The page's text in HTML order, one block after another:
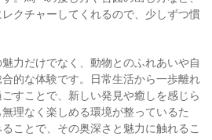
クチャーしてくれるので、少しずつ慣
力だけでなく、動物とのふれあいや自
的な体験です。日常生活から一歩離れ
すことで、新しい発見や癒しを感じら
理なく楽しめる環境が整っているた
ことで、その奥深さと魅力に触れるこ